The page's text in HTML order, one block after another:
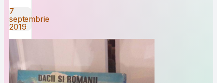
7
septembrie
2019